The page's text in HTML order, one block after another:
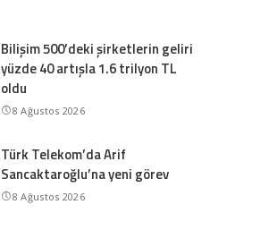
Bilişim 500’deki şirketlerin geliri
yüzde 40 artışla 1.6 trilyon TL
oldu
8 Ağustos 2026
Türk Telekom’da Arif
Sancaktaroğlu’na yeni görev
8 Ağustos 2026